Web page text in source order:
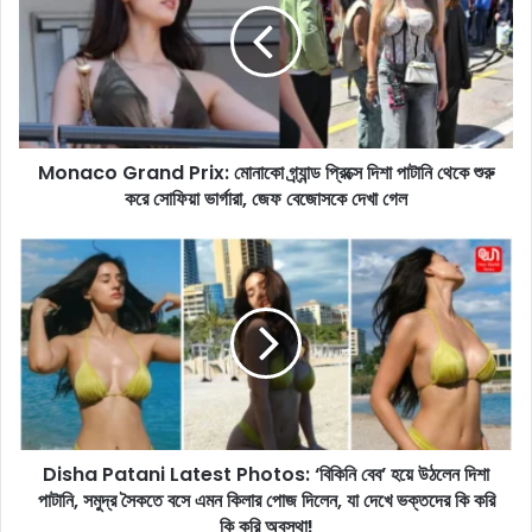
r
a
r
x
:
মো
না
কো
গ্র্যা
ন্ড
Monaco Grand Prix: মোনাকো গ্র্যান্ড প্রিক্সে দিশা পাটানি থেকে শুরু
করে সোফিয়া ভার্গারা, জেফ বেজোসকে দেখা গেল
D
s
h
a
P
a
t
a
Disha Patani Latest Photos: ‘বিকিনি বেব’ হয়ে উঠলেন দিশা
পাটানি, সমুদ্র সৈকতে বসে এমন কিলার পোজ দিলেন, যা দেখে ভক্তদের কি করি